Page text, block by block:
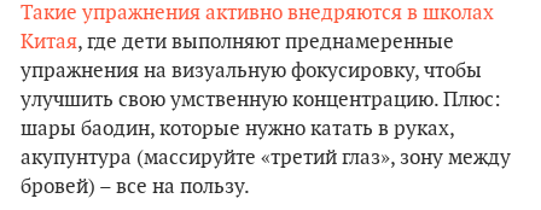
Такие упражнения активно внедряются в школах
Китая, где дети выполняют преднамеренные
упражнения на визуальную фокусировку, чтобы
улучшить свою умственную концентрацию. Плюс:
шары баодин, которые нужно катать в руках,
акупунтура (массируйте «третий глаз», зону между
бровей) – все на пользу.